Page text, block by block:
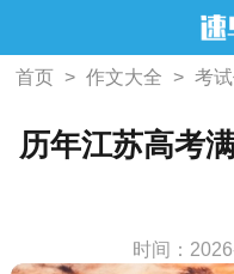
首页 > 作文大全 > 考
历年江苏高考
时间：